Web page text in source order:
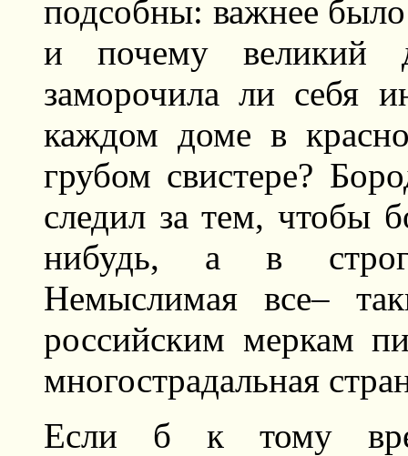
подсобны: важнее
и почему великий
заморочила ли себя
каждом доме в
грубом свистере?
следил за тем, чтобы
нибудь, а в
Немыслимая все–
российским меркам
многострадальная
Если б к тому